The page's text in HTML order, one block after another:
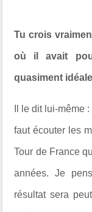
Tu crois
où il avait
quasiment
Il le dit lui-même
faut écouter les
Tour de France
années. Je
résultat sera